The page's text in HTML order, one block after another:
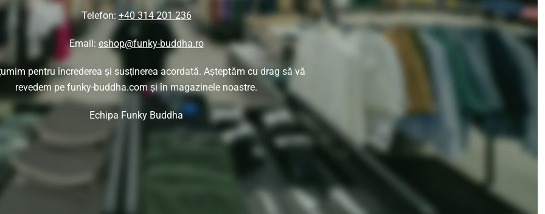
Telefon: +40 314 201 236
Email: eshop@funky-buddha.ro
pentru încrederea și susținerea acordată. Așteptăm cu drag să vă
revedem pe funky-buddha.com și în magazinele noastre.
Echipa Funky Buddha